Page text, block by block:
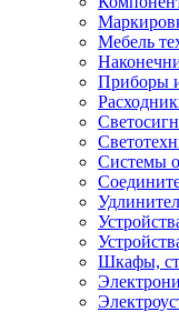
Мебель
Приборы
Системы
Шкафы,